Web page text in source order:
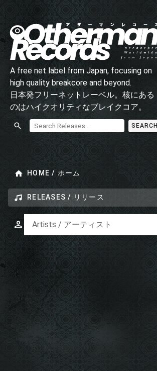
A free net label from Japan, focusing on
high quality breakcore and beyond.
日本発フリーネットレーベル。核にある
のはハイクオリティなブレイクコア。
SEARCH
HOME / ホーム
RELEASES / リリース
Artists / アーティスト